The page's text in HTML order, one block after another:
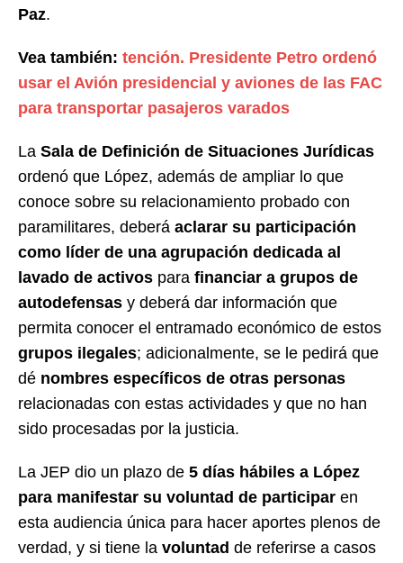
Paz.
Vea también: tención. Presidente Petro ordenó
usar el Avión presidencial y aviones de las FAC
para transportar pasajeros varados
La Sala de Definición de Situaciones Jurídicas
ordenó que López, además de ampliar lo que
conoce sobre su relacionamiento probado con
paramilitares, deberá aclarar su participación
como líder de una agrupación dedicada al
lavado de activos para financiar a grupos de
autodefensas y deberá dar información que
permita conocer el entramado económico de estos
grupos ilegales; adicionalmente, se le pedirá que
dé nombres específicos de otras personas
relacionadas con estas actividades y que no han
sido procesadas por la justicia.
La JEP dio un plazo de 5 días hábiles a López
para manifestar su voluntad de participar en
esta audiencia única para hacer aportes plenos de
verdad, y si tiene la voluntad de referirse a casos